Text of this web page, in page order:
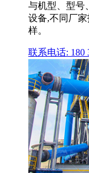
与机型、型号
设备,不同厂
样。
联系电话: 180